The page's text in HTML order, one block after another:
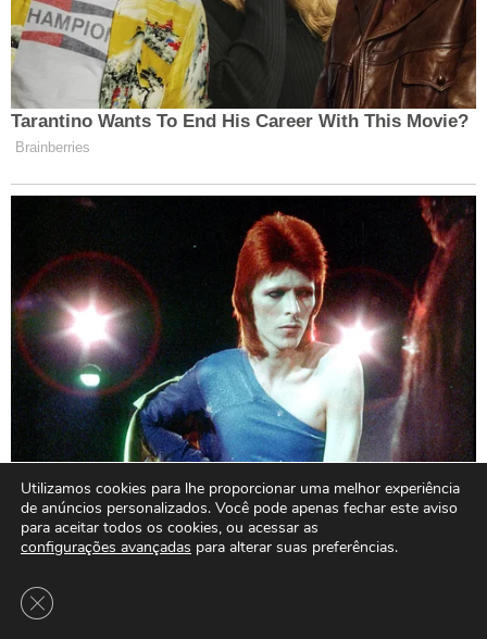
Utilizamos cookies para lhe proporcionar uma melhor experiência
de anúncios personalizados. Você pode apenas fechar este aviso
para aceitar todos os cookies, ou acessar as
configurações avançadas para alterar suas preferências.
Close GDPR Cookie Banner